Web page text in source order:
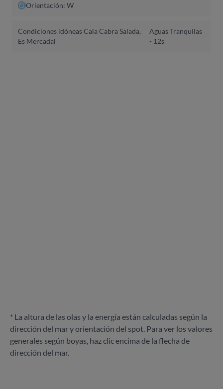
Orientación: W
Condiciones idóneas Cala Cabra Salada,
Es Mercadal
Aguas Tranquilas
- 12s
* La altura de las olas y la energía están calculadas según la
dirección del mar y orientación del spot. Para ver los valores
generales según boyas, haz clic encima de la flecha de
dirección del mar.